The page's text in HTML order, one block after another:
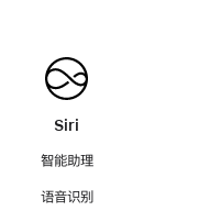
Siri
智能助理
语音识别